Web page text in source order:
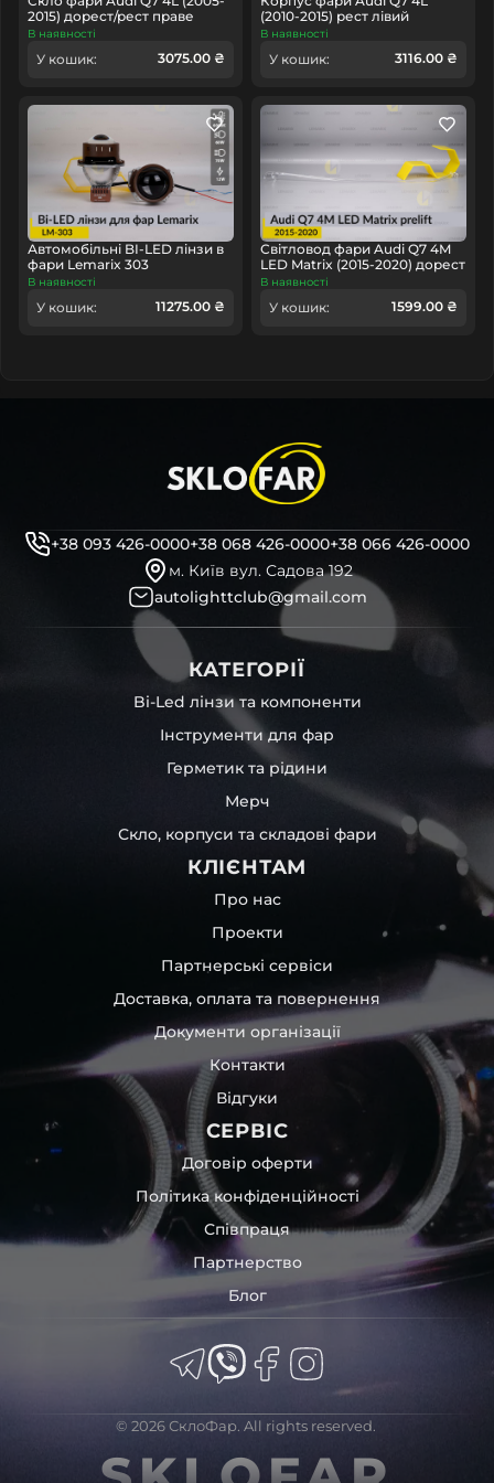
2015) дорест/рест праве
В наявності
У кошик: 3075.00 ₴
(2010-2015) рест лівий
В наявності
У кошик: 3116.00 ₴
Автомобільні BI-LED лінзи в
фари Lemarix 303
В наявності
У кошик: 11275.00 ₴
Світловод фари Audi Q7 4M
LED Matrix (2015-2020) дорест
довгий середній лівий
В наявності
У кошик: 1599.00 ₴
+38 093 426-0000+38 068 426-0000+38 066 426-0000
м. Київ вул. Садова 192
autolighttclub@gmail.com
КАТЕГОРІЇ
Bi-Led лінзи та компоненти
Інструменти для фар
Герметик та рідини
Мерч
Скло, корпуси та складові фари
КЛІЄНТАМ
Про нас
Проекти
Партнерські сервіси
Доставка, оплата та повернення
Документи організації
Контакти
Відгуки
СЕРВІС
Договір оферти
Політика конфіденційності
Співпраця
Партнерство
Блог
© 2026 СклоФар. All rights reserved.